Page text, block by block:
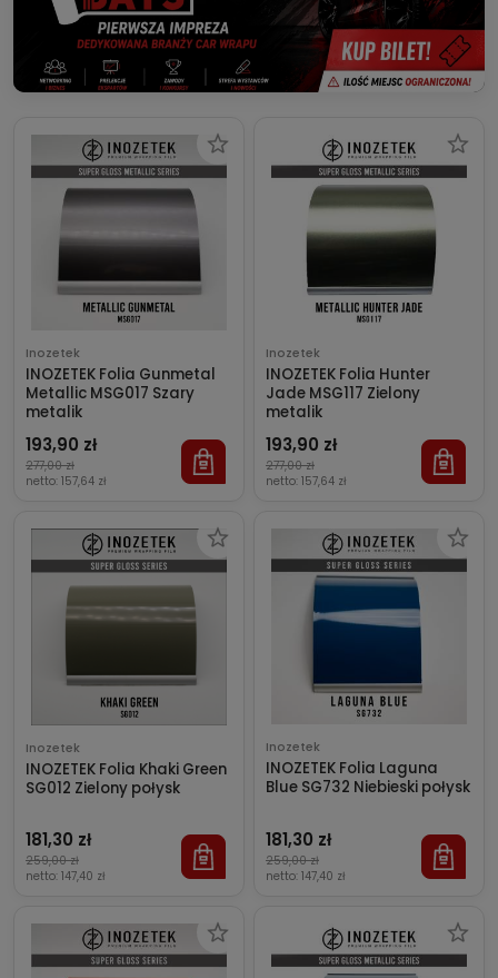
Inozetek
INOZETEK Folia Gunmetal
Metallic MSG017 Szary
metalik
193,90 zł
277,00 zł
netto: 157,64 zł
Inozetek
INOZETEK Folia Hunter
Jade MSG117 Zielony
metalik
193,90 zł
277,00 zł
netto: 157,64 zł
Inozetek
INOZETEK Folia Khaki Green
SG012 Zielony połysk
181,30 zł
259,00 zł
netto: 147,40 zł
Inozetek
INOZETEK Folia Laguna
Blue SG732 Niebieski połysk
181,30 zł
259,00 zł
netto: 147,40 zł